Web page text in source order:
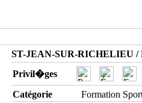
ST-JEAN-SUR-RICHELIEU /
Privil�ges
Catégorie
Formation